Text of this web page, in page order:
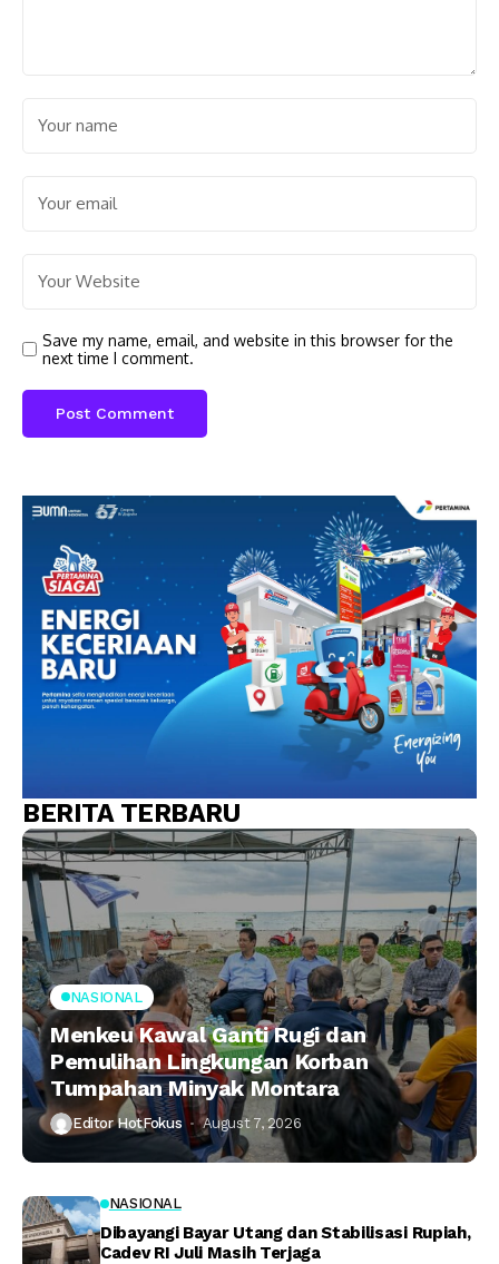
Save my name, email, and website in this browser for the
next time I comment.
BERITA TERBARU
NASIONAL
Menkeu Kawal Ganti Rugi dan
Pemulihan Lingkungan Korban
Tumpahan Minyak Montara
Editor HotFokus August 7, 2026
NASIONAL
Dibayangi Bayar Utang dan Stabilisasi Rupiah,
Cadev RI Juli Masih Terjaga